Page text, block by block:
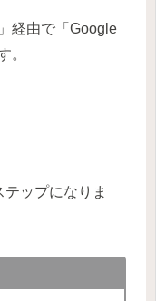
経由で「Google
。
ップになりま